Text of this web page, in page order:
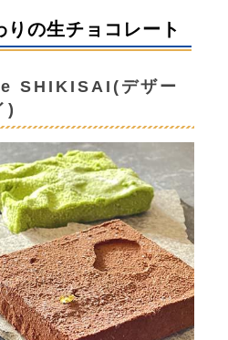
りの生チョコレート
デザー
)